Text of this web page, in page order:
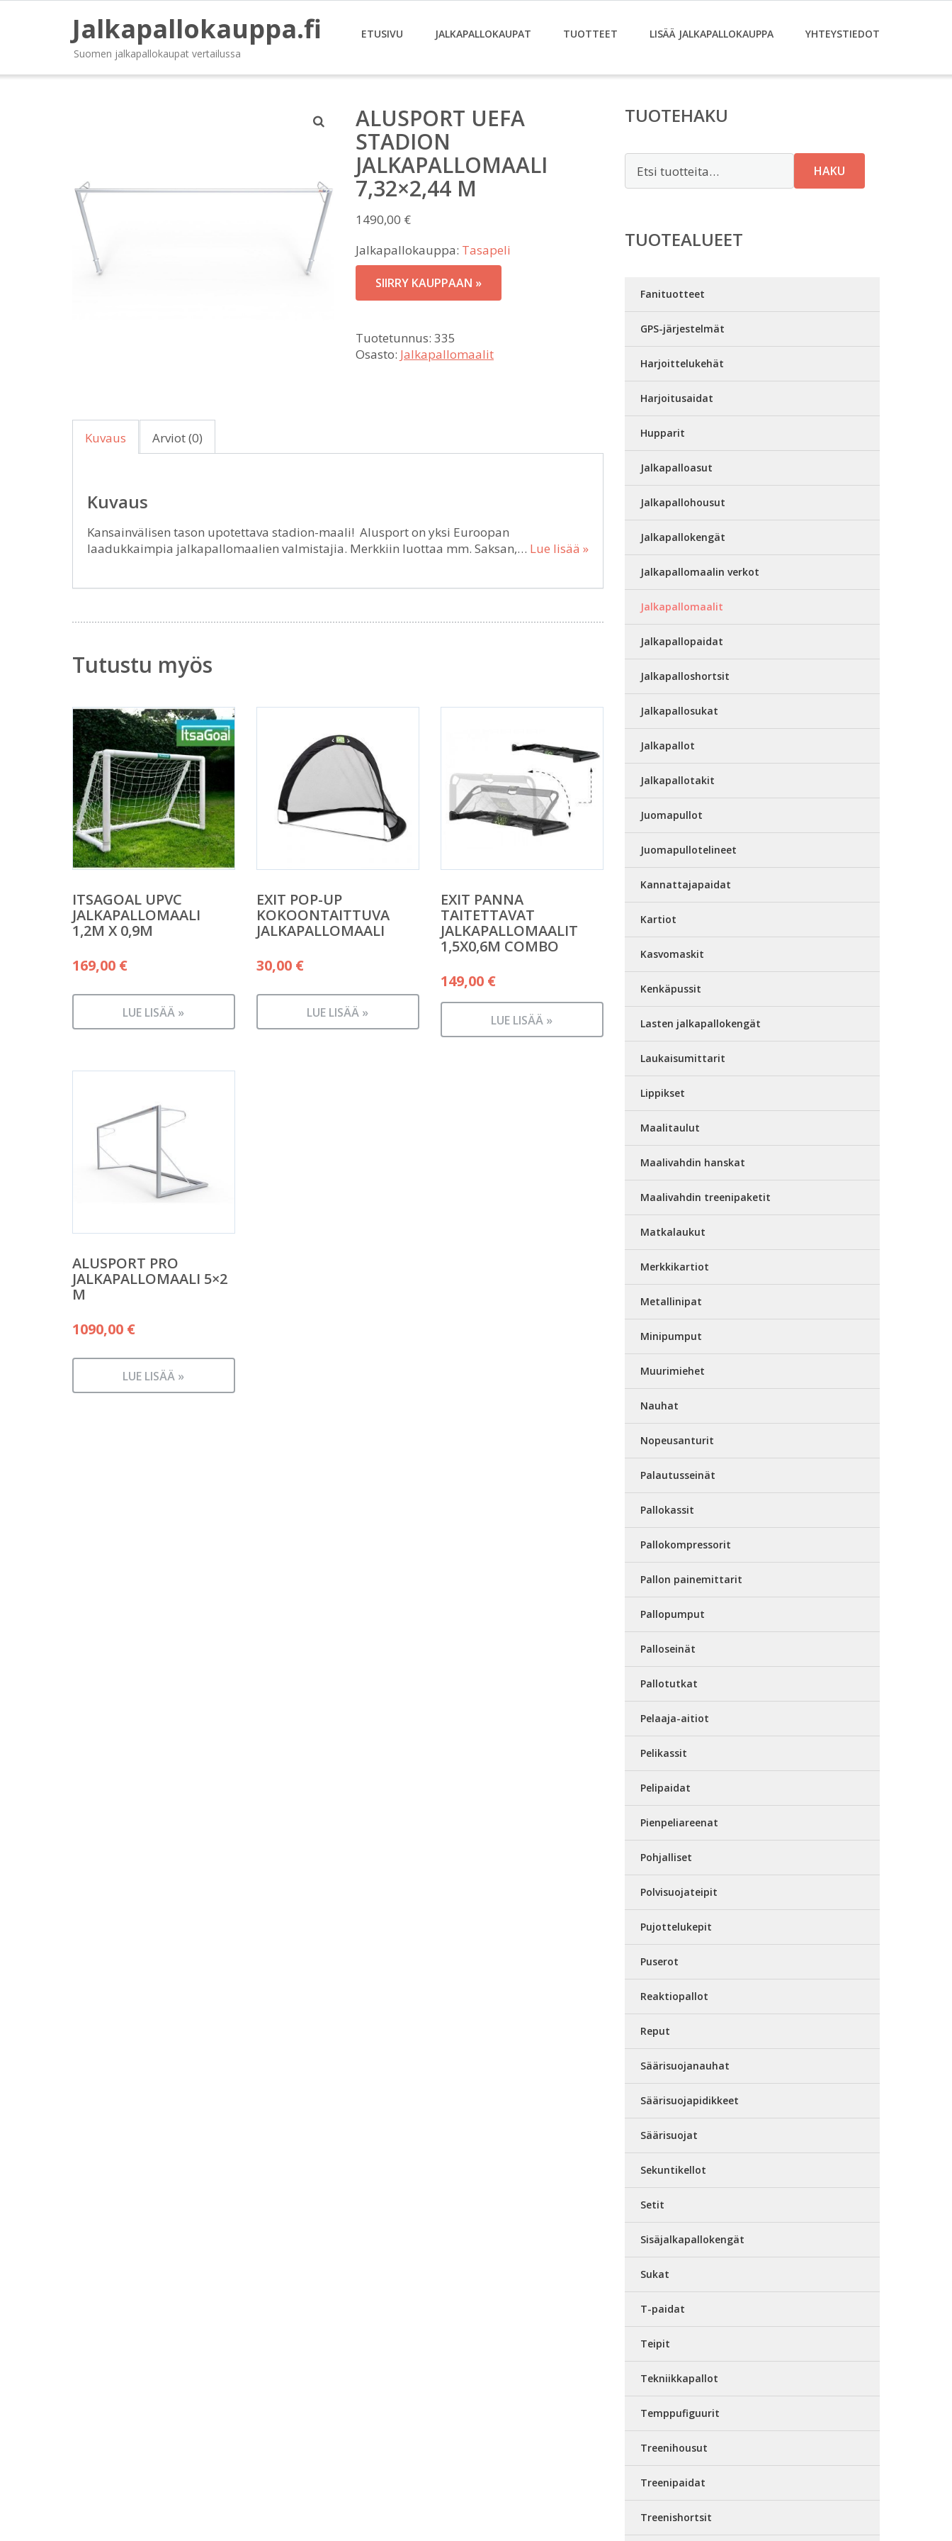
Jalkapallokauppa.fi
Suomen jalkapallokaupat vertailussa
ETUSIVU JALKAPALLOKAUPAT TUOTTEET LISÄÄ JALKAPALLOKAUPPA YHTEYSTIEDOT
ALUSPORT UEFA
STADION
JALKAPALLOMAALI
7,32×2,44 M
1490,00 €
Jalkapallokauppa: Tasapeli
SIIRRY KAUPPAAN »
Tuotetunnus: 335
Osasto: Jalkapallomaalit
Kuvaus Arviot (0)
Kuvaus
Kansainvälisen tason upotettava stadion-maali! Alusport on yksi Euroopan
laadukkaimpia jalkapallomaalien valmistajia. Merkkiin luottaa mm. Saksan,… Lue lisää »
Tutustu myös
ITSAGOAL UPVC
JALKAPALLOMAALI
1,2M X 0,9M
169,00 €
LUE LISÄÄ »
EXIT POP-UP
KOKOONTAITTUVA
JALKAPALLOMAALI
30,00 €
LUE LISÄÄ »
EXIT PANNA
TAITETTAVAT
JALKAPALLOMAALIT
1,5X0,6M COMBO
149,00 €
LUE LISÄÄ »
ALUSPORT PRO
JALKAPALLOMAALI 5×2
M
1090,00 €
LUE LISÄÄ »
TUOTEHAKU
HAKU
TUOTEALUEET
Fanituotteet
GPS-järjestelmät
Harjoittelukehät
Harjoitusaidat
Hupparit
Jalkapalloasut
Jalkapallohousut
Jalkapallokengät
Jalkapallomaalin verkot
Jalkapallomaalit
Jalkapallopaidat
Jalkapalloshortsit
Jalkapallosukat
Jalkapallot
Jalkapallotakit
Juomapullot
Juomapullotelineet
Kannattajapaidat
Kartiot
Kasvomaskit
Kenkäpussit
Lasten jalkapallokengät
Laukaisumittarit
Lippikset
Maalitaulut
Maalivahdin hanskat
Maalivahdin treenipaketit
Matkalaukut
Merkkikartiot
Metallinipat
Minipumput
Muurimiehet
Nauhat
Nopeusanturit
Palautusseinät
Pallokassit
Pallokompressorit
Pallon painemittarit
Pallopumput
Palloseinät
Pallotutkat
Pelaaja-aitiot
Pelikassit
Pelipaidat
Pienpeliareenat
Pohjalliset
Polvisuojateipit
Pujottelukepit
Puserot
Reaktiopallot
Reput
Säärisuojanauhat
Säärisuojapidikkeet
Säärisuojat
Sekuntikellot
Setit
Sisäjalkapallokengät
Sukat
T-paidat
Teipit
Tekniikkapallot
Temppufiguurit
Treenihousut
Treenipaidat
Treenishortsit